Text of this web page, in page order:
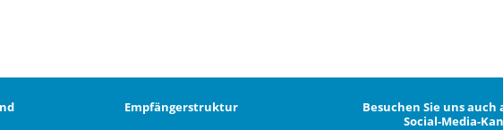
Empfängerstruktur
Besuchen Sie uns auch
Social-Media-